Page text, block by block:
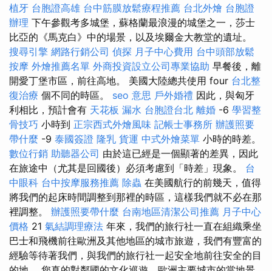
植牙 台胞證高雄 台中筋膜放鬆療程推薦 台北外燴 台胞證
辦理 下午參觀考多城堡，蘇格蘭最浪漫的城堡之一，莎士
比亞的《馬克白》中的場景，以及埃爾金大教堂的遺址。
搜尋引擎 網路行銷公司 偵探 月子中心費用 台中頭部放鬆
按摩 外燴推薦名單 外商投資設立公司專業協助 早餐後，離
開愛丁堡市區，前往高地。 美國大陸總共使用 four 台北整
復治療 個不同的時區。 seo 意思 戶外婚禮 因此，與匈牙
利相比，預計會有 天花板 漏水 台胞證台北 離婚 -6 學習整
骨技巧 小時到 正宗西式外燴風味 記帳士事務所 辦護照要
帶什麼 -9 泰國簽證 隆乳 貨運 中式外燴菜單 小時的時差。
數位行銷 助聽器公司 由於這已經是一個顯著的差異，因此
在旅途中（尤其是回國後）必須考慮到「時差」現象。 台
中眼科 台中按摩服務推薦 除蟲 在美國航行的前幾天，值得
將我們的起床時間調整到那裡的時區，這樣我們就不必在那
裡調整。 辦護照要帶什麼 台南地區清潔公司推薦 月子中心
價格 21 氣結調理療法 年來，我們的旅行社一直在組織乘坐
巴士和飛機前往歐洲及其他地區的城市旅遊，我們有豐富的
經驗等待著我們，與我們的旅行社一起安全地前往安全的目